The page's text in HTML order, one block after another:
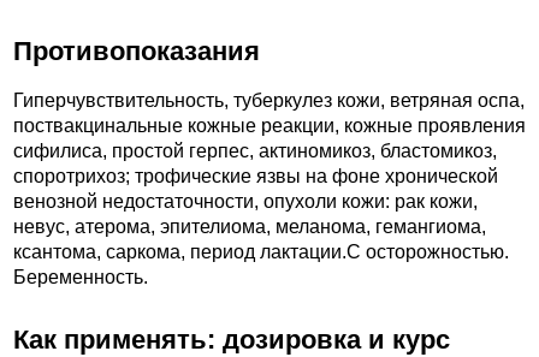
Противопоказания
Гиперчувствительность, туберкулез кожи, ветряная оспа,
поствакцинальные кожные реакции, кожные проявления
сифилиса, простой герпес, актиномикоз, бластомикоз,
споротрихоз; трофические язвы на фоне хронической
венозной недостаточности, опухоли кожи: рак кожи,
невус, атерома, эпителиома, меланома, гемангиома,
ксантома, саркома, период лактации.C осторожностью.
Беременность.
Как применять: дозировка и курс